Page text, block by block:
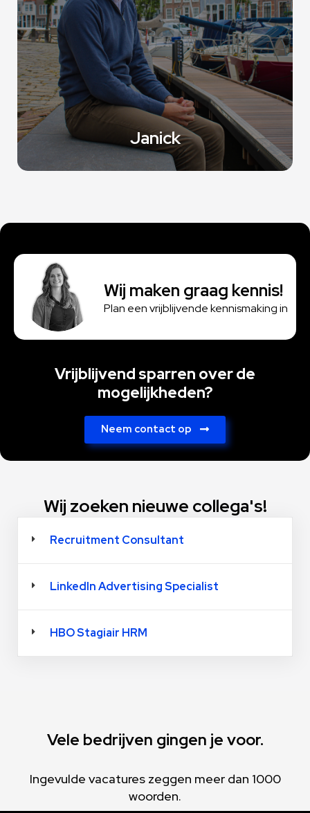
Janick
Wij maken graag kennis!
Plan een vrijblijvende kennismaking in
Vrijblijvend sparren over de
mogelijkheden?
Neem contact op
Wij zoeken nieuwe collega's!
Recruitment Consultant
LinkedIn Advertising Specialist
HBO Stagiair HRM
Vele bedrijven gingen je voor.
Ingevulde vacatures zeggen meer dan 1000
woorden.